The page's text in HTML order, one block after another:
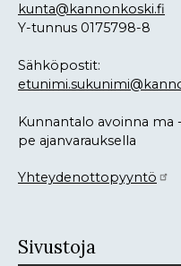
kunta@kannonkoski.fi
Y-tunnus 0175798-8
Sähköpostit:
Kunnantalo avoinna ma
pe ajanvarauksella
Yhteydenottopyyntö
Sivustoja